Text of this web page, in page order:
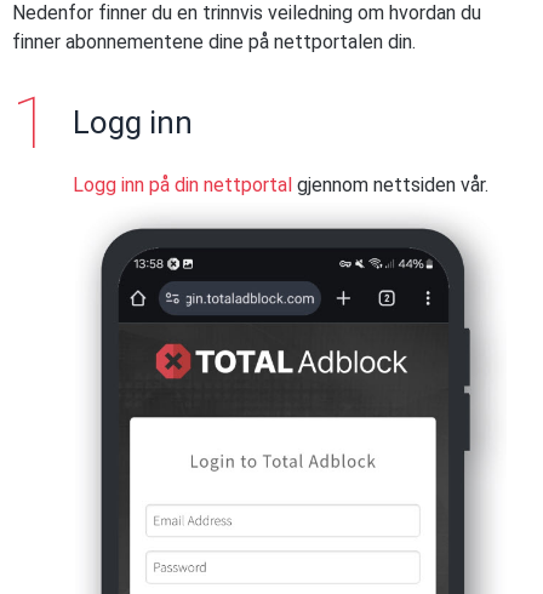
Nedenfor finner du en trinnvis veiledning om hvordan du
finner abonnementene dine på nettportalen din.
Logg inn
Logg inn på din nettportal gjennom nettsiden vår.